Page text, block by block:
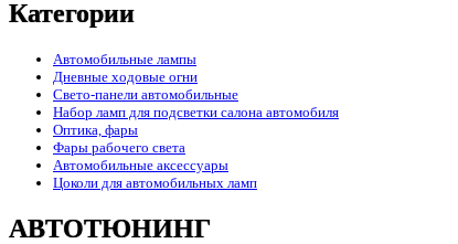
Категории
Автомобильные лампы
Дневные ходовые огни
Свето-панели автомобильные
Набор ламп для подсветки салона автомобиля
Оптика, фары
Фары рабочего света
Автомобильные аксессуары
Цоколи для автомобильных ламп
АВТОТЮНИНГ